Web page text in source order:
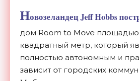
Новозеландец Jeff Hobbs
дом Room to Move площадью
квадратный метр, который
полностью автономным и
зависит от городских